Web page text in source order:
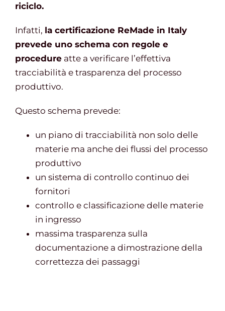
riciclo.
Infatti, la certificazione ReMade in Italy
prevede uno schema con regole e
procedure atte a verificare l’effettiva
tracciabilità e trasparenza del processo
produttivo.
Questo schema prevede:
un piano di tracciabilità non solo delle
materie ma anche dei flussi del processo
produttivo
un sistema di controllo continuo dei
fornitori
controllo e classificazione delle materie
in ingresso
massima trasparenza sulla
documentazione a dimostrazione della
correttezza dei passaggi